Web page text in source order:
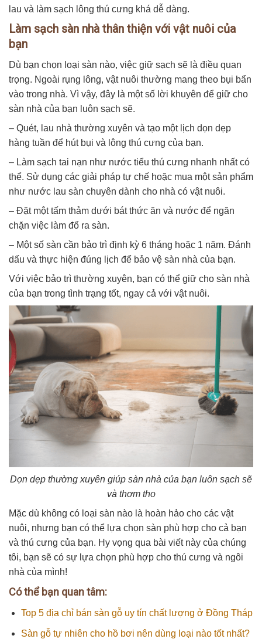
lau và làm sạch lông thú cưng khá dễ dàng.
Làm sạch sàn nhà thân thiện với vật nuôi của
bạn
Dù bạn chọn loại sàn nào, việc giữ sạch sẽ là điều quan
trọng. Ngoài rụng lông, vật nuôi thường mang theo bụi bẩn
vào trong nhà. Vì vậy, đây là một số lời khuyên để giữ cho
sàn nhà của bạn luôn sạch sẽ.
– Quét, lau nhà thường xuyên và tạo một lịch dọn dẹp
hàng tuần để hút bụi và lông thú cưng của bạn.
– Làm sạch tai nạn như nước tiểu thú cưng nhanh nhất có
thể. Sử dụng các giải pháp tự chế hoặc mua một sản phẩm
như nước lau sàn chuyên dành cho nhà có vật nuôi.
– Đặt một tấm thảm dưới bát thức ăn và nước để ngăn
chặn việc làm đổ ra sàn.
– Một số sàn cần bảo trì định kỳ 6 tháng hoặc 1 năm. Đánh
dấu và thực hiện đúng lịch để bảo vệ sàn nhà của bạn.
Với việc bảo trì thường xuyên, bạn có thể giữ cho sàn nhà
của bạn trong tình trạng tốt, ngay cả với vật nuôi.
Dọn dẹp thường xuyên giúp sàn nhà của bạn luôn sạch sẽ
và thơm tho
Mặc dù không có loại sàn nào là hoàn hảo cho các vật
nuôi, nhưng bạn có thể lựa chọn sàn phù hợp cho cả bạn
và thú cưng của bạn. Hy vọng qua bài viết này của chúng
tôi, bạn sẽ có sự lựa chọn phù hợp cho thú cưng và ngôi
nhà của mình!
Có thể bạn quan tâm:
Top 5 địa chỉ bán sàn gỗ uy tín chất lượng ở Đồng Tháp
Sàn gỗ tự nhiên cho hồ bơi nên dùng loại nào tốt nhất?